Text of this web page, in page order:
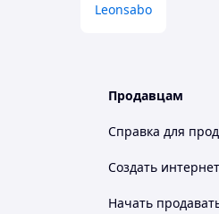
Leonsabo
Продавцам
Справка для
Создать
Начать